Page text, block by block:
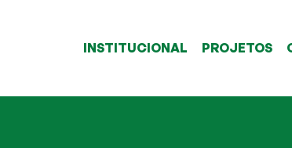
INSTITUCIONAL PROJETOS